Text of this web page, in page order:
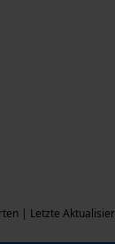
| Letzte